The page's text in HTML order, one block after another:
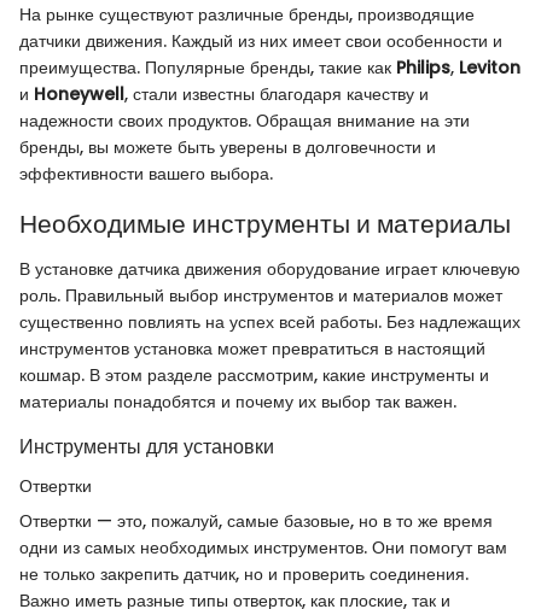
На рынке существуют различные бренды, производящие
датчики движения. Каждый из них имеет свои особенности и
преимущества. Популярные бренды, такие как Philips, Leviton
и Honeywell, стали известны благодаря качеству и
надежности своих продуктов. Обращая внимание на эти
бренды, вы можете быть уверены в долговечности и
эффективности вашего выбора.
Необходимые инструменты и материалы
В установке датчика движения оборудование играет ключевую
роль. Правильный выбор инструментов и материалов может
существенно повлиять на успех всей работы. Без надлежащих
инструментов установка может превратиться в настоящий
кошмар. В этом разделе рассмотрим, какие инструменты и
материалы понадобятся и почему их выбор так важен.
Инструменты для установки
Отвертки
Отвертки — это, пожалуй, самые базовые, но в то же время
одни из самых необходимых инструментов. Они помогут вам
не только закрепить датчик, но и проверить соединения.
Важно иметь разные типы отверток, как плоские, так и